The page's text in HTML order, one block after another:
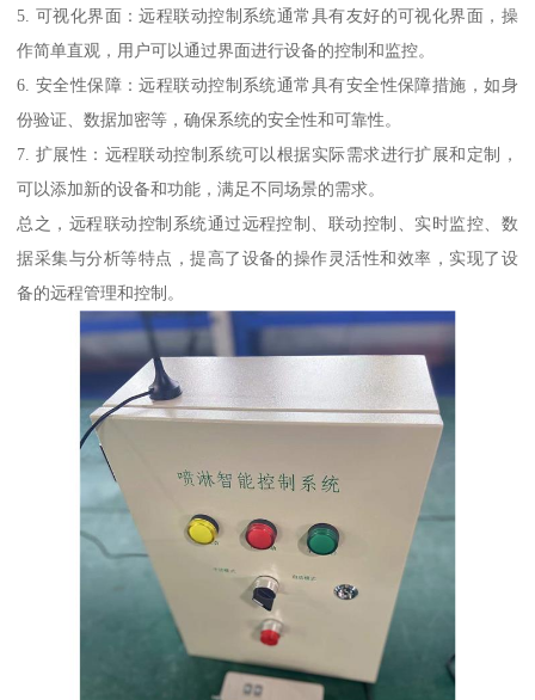
5. 可视化界面：远程联动控制系统通常具有友好的可视化界面，操
作简单直观，用户可以通过界面进行设备的控制和监控。
6. 安全性保障：远程联动控制系统通常具有安全性保障措施，如身
份验证、数据加密等，确保系统的安全性和可靠性。
7. 扩展性：远程联动控制系统可以根据实际需求进行扩展和定制，
可以添加新的设备和功能，满足不同场景的需求。
总之，远程联动控制系统通过远程控制、联动控制、实时监控、数
据采集与分析等特点，提高了设备的操作灵活性和效率，实现了设
备的远程管理和控制。